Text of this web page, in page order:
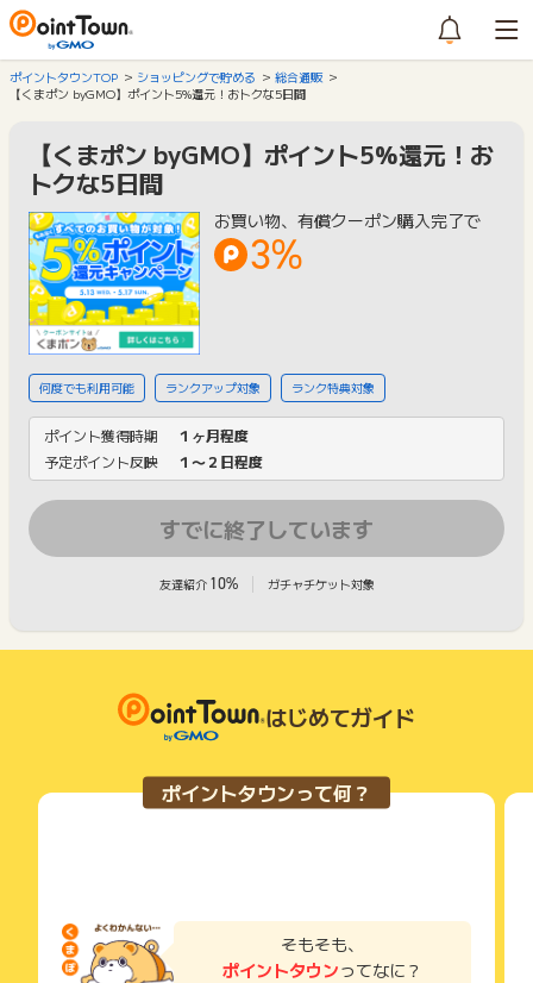
ポイントタウンTOP ショッピングで貯める
総合通販
【くまポン byGMO】ポイント5%還元！おトクな5日間
【くまポン byGMO】ポイント5%還元！お
トクな5日間
お買い物、有償クーポン購入完了で
3%
何度でも利用可能 ランクアップ対象 ランク特典対象
ポイント獲得時期
１ヶ月程度
予定ポイント反映
１〜２日程度
すでに終了しています
友達紹介 10% ガチャチケット対象
はじめてガイド
ポイントタウンって何？
そもそも、
ポイントタウンってなに？